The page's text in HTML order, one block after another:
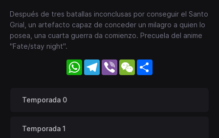
Después de tres batallas inconclusas por conseguir el Santo
Grial, un artefacto capaz de conceder un milagro a quien lo
posea, una cuarta guerra da comienzo. Precuela del anime
"Fate/stay night".
WhatsApp
Telegram
Viber WeChat
Temporada 0
Temporada 1